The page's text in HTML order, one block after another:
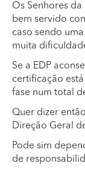
Os Senhores
bem servido
caso sendo
muita
Se a EDP
certificação
fase num total
Quer dizer
Direção Geral
Pode sim
de